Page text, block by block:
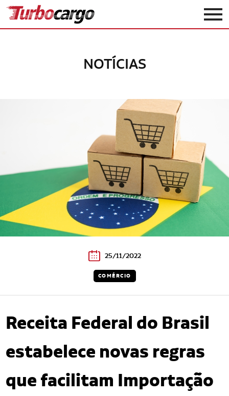
Turbocargo
NOTÍCIAS
25/11/2022
COMÉRCIO
Receita Federal do Brasil
estabelece novas regras
que facilitam Importação